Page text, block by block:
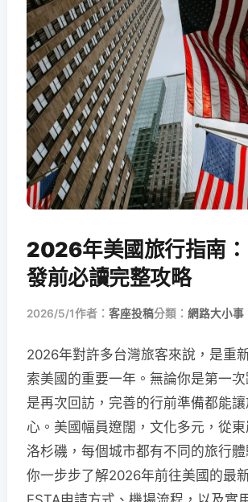
2026年美國旅行指南
發前必讀完整攻略
2026/5/1作者： 客座投稿分類： 網路大小事
2026年對許多台灣旅客來說，是重
索美國的重要一年。無論你是第一
是再次回訪，完善的行前準備都能
心。美國幅員遼闊，文化多元，從
洛杉磯，每個城市都有不同的旅行
你一步步了解2026年前往美國的最